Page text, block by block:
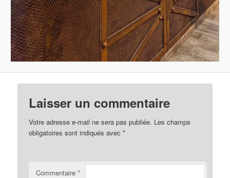
Laisser un commentaire
Votre adresse e-mail ne sera pas publiée. Les champs
obligatoires sont indiqués avec*
Commentaire*